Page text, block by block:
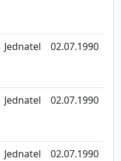
Jednatel 02.07.1990
Jednatel 02.07.1990
Jednatel 02.07.1990